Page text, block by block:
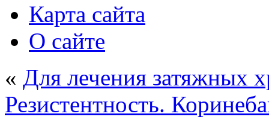
Карта сайта
О сайте
« Для лечения затяжных
Резистентность.